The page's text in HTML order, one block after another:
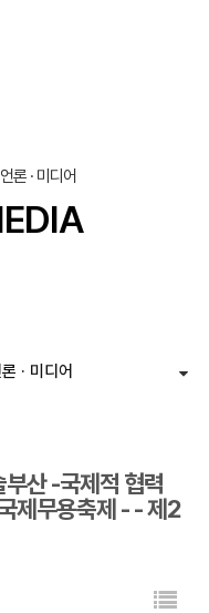
론 · 미디어
· 미디어
산 -국제적 협력
제무용축제 - - 제2